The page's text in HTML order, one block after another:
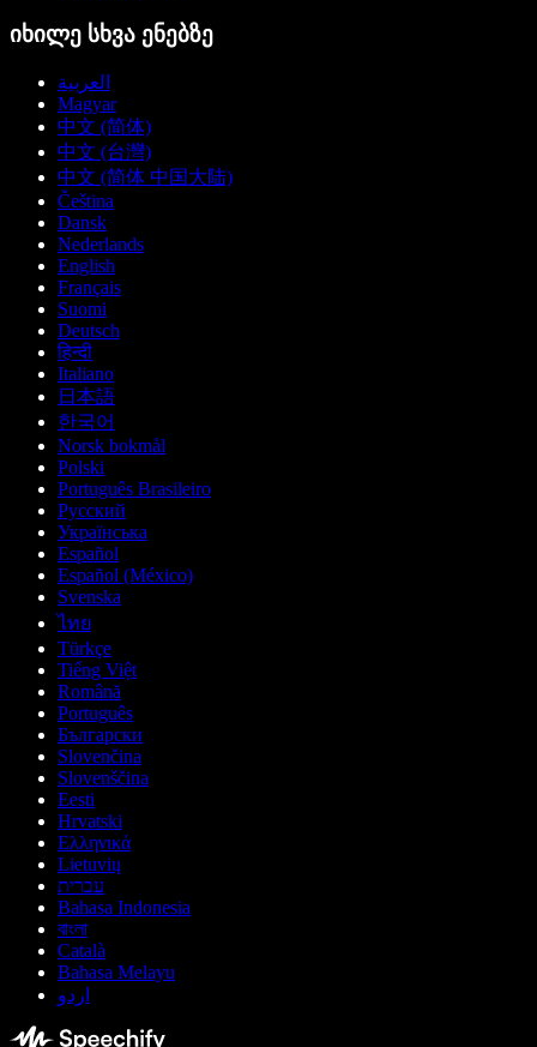
იხილე სხვა ენებზე
العربية
Magyar
中文 (简体)
中文 (台灣)
中文 (简体 中国大陆)
Čeština
Dansk
Nederlands
English
Français
Suomi
Deutsch
हिन्दी
Italiano
日本語
한국어
Norsk bokmål
Polski
Português Brasileiro
Русский
Українська
Español
Español (México)
Svenska
ไทย
Türkçe
Tiếng Việt
Română
Português
Български
Slovenčina
Slovenščina
Eesti
Hrvatski
Ελληνικά
Lietuvių
עברית
Bahasa Indonesia
বাংলা
Català
Bahasa Melayu
اردو